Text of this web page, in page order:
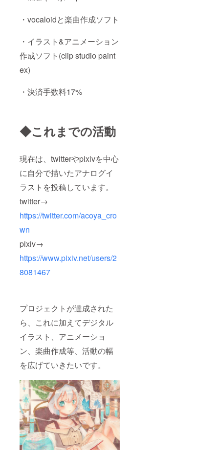
・vocaloidと楽曲作成ソフト
・イラスト&アニメーション
作成ソフト(clip studio paint
ex)
・決済手数料17%
◆これまでの活動
現在は、twitterやpixivを中心
に自分で描いたアナログイ
ラストを投稿しています。
twitter→
https://twitter.com/acoya_cro
wn
pixiv→
https://www.pixiv.net/users/2
8081467
プロジェクトが達成された
ら、これに加えてデジタル
イラスト、アニメーショ
ン、楽曲作成等、活動の幅
を広げていきたいです。